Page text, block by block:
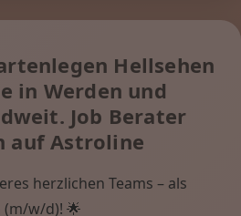
Hellsehen
in Werden und
Job Berater
auf Astroline
herzlichen Teams – als
w/d)! 🌟